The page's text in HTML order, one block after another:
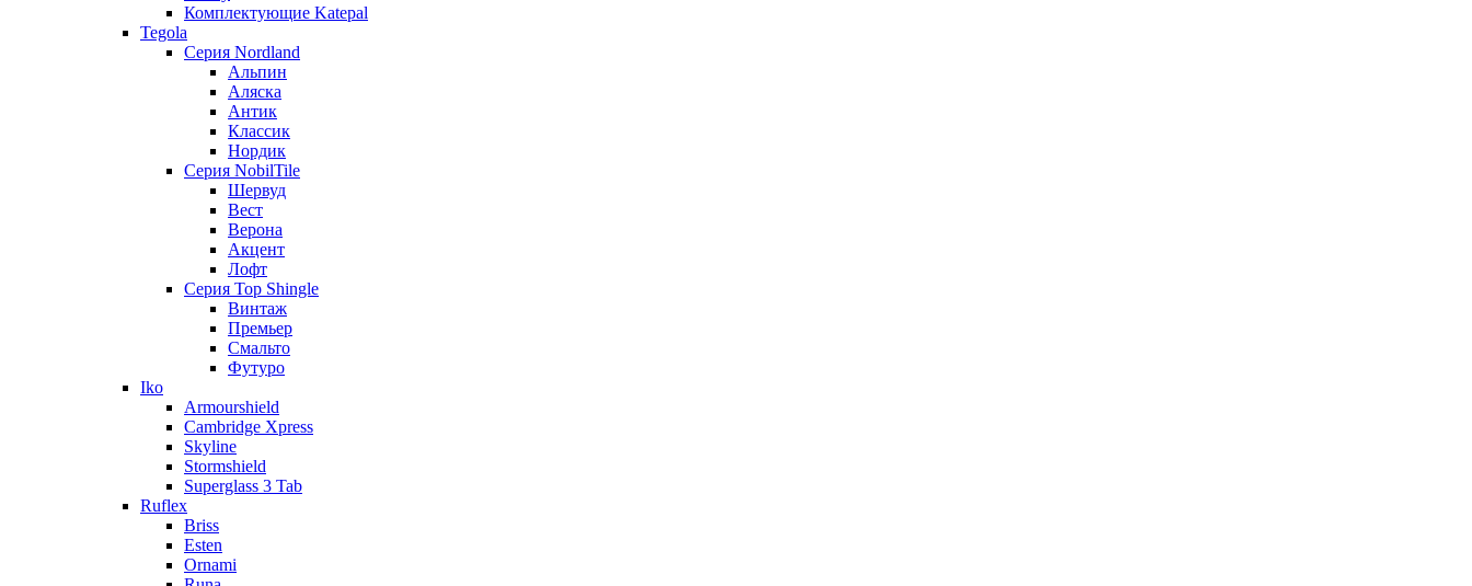
Комплектующие Katepal
Tegola
Серия Nordland
Альпин
Аляска
Антик
Классик
Нордик
Серия NobilTile
Шервуд
Вест
Верона
Акцент
Лофт
Серия Top Shingle
Винтаж
Премьер
Смальто
Футуро
Iko
Armourshield
Cambridge Xpress
Skyline
Stormshield
Superglass 3 Tab
Ruflex
Briss
Esten
Ornami